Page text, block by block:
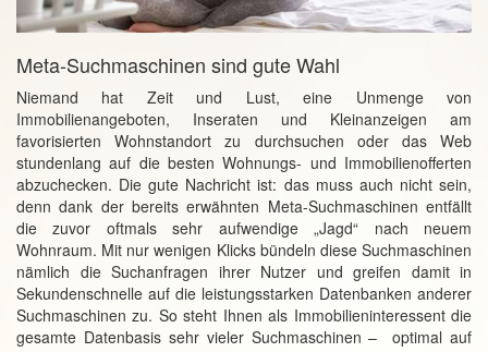
Meta-Suchmaschinen sind gute Wahl
Niemand hat Zeit und Lust, eine Unmenge von
Immobilienangeboten, Inseraten und Kleinanzeigen am
favorisierten Wohnstandort zu durchsuchen oder das Web
stundenlang auf die besten Wohnungs- und Immobilienofferten
abzuchecken. Die gute Nachricht ist: das muss auch nicht sein,
denn dank der bereits erwähnten Meta-Suchmaschinen entfällt
die zuvor oftmals sehr aufwendige „Jagd“ nach neuem
Wohnraum. Mit nur wenigen Klicks bündeln diese Suchmaschinen
nämlich die Suchanfragen ihrer Nutzer und greifen damit in
Sekundenschnelle auf die leistungsstarken Datenbanken anderer
Suchmaschinen zu. So steht Ihnen als Immobilieninteressent die
gesamte Datenbasis sehr vieler Suchmaschinen – optimal auf